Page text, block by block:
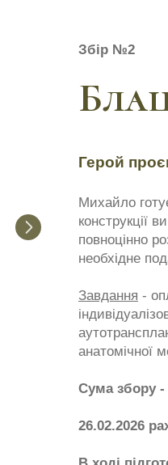
Збір №2
Герой
Михайло
конструкції
повноцінно
необхідне
Завдання -
анатомічної
Сума збору -
26.02.2026